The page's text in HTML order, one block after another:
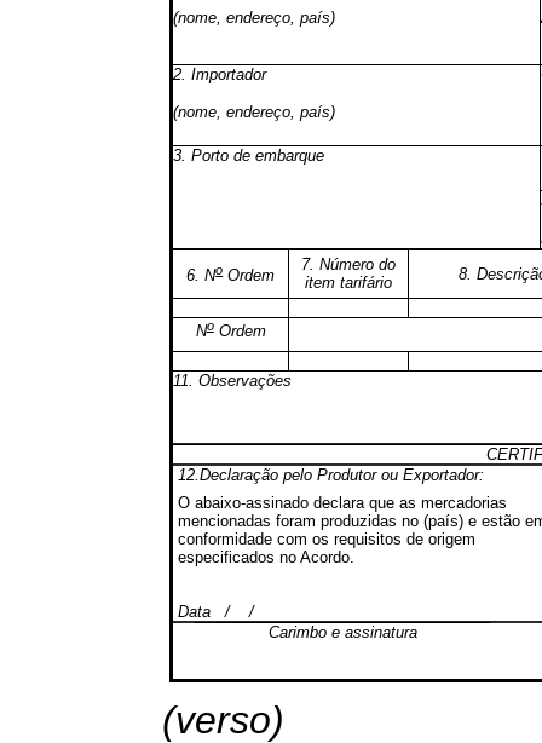
(nome, endereço, país)
2. Importador
(nome, endereço, país)
3. Porto de embarque
6. NoOrdem
7. Número do
item tarifário
8.
NoOrdem
11. Observações
12.Declaração pelo Produtor ou Exportador:
O abaixo-assinado declara que as mercadorias
mencionadas foram produzidas no (país) e estão
conformidade com os requisitos de origem
especificados no Acordo.
Data / /
Carimbo e assinatura
(verso)